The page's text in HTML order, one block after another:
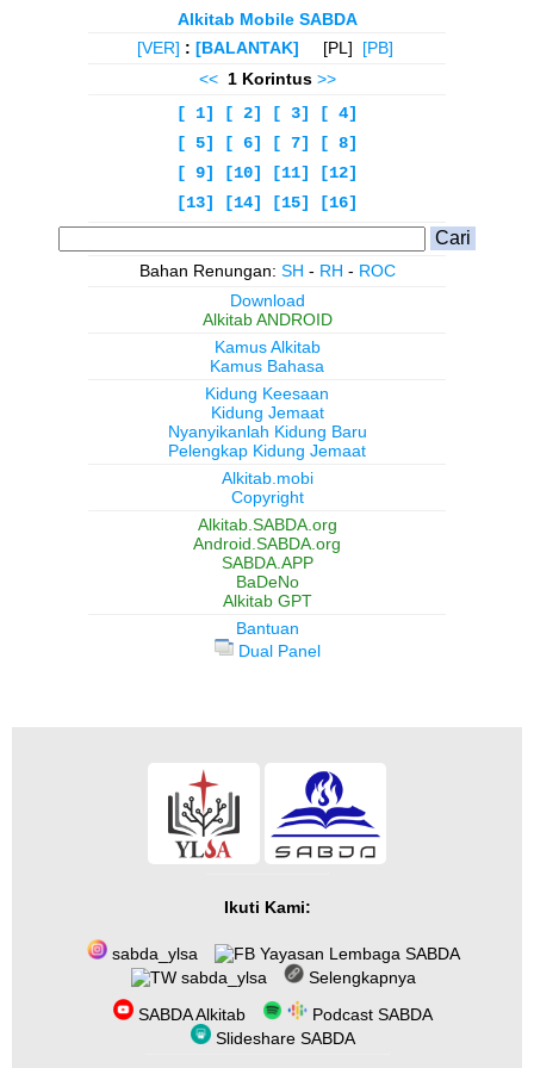
Alkitab Mobile SABDA
[VER] : [BALANTAK] [PL] [PB]
<< 1 Korintus >>
[ 1]
[ 2] [ 3]
[ 4]
[ 5]
[ 6] [ 7]
[ 8]
[ 9]
[10] [11]
[12]
[13]
[14] [15] [16]
Bahan Renungan: SH - RH - ROC
Download
Alkitab ANDROID
Kamus Alkitab
Kamus Bahasa
Kidung Keesaan
Kidung Jemaat
Nyanyikanlah Kidung Baru
Pelengkap Kidung Jemaat
Alkitab.mobi
Copyright
Alkitab.SABDA.org
Android.SABDA.org
SABDA.APP
BaDeNo
Alkitab GPT
Bantuan
Dual Panel
Ikuti Kami:
sabda_ylsa
Yayasan Lembaga SABDA
sabda_ylsa
Selengkapnya
SABDA Alkitab
Podcast SABDA
Slideshare SABDA